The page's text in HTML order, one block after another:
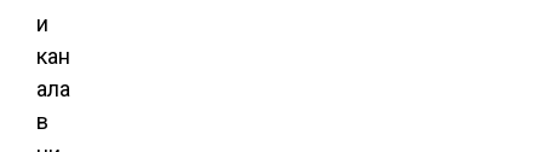
и
кан
ала
в